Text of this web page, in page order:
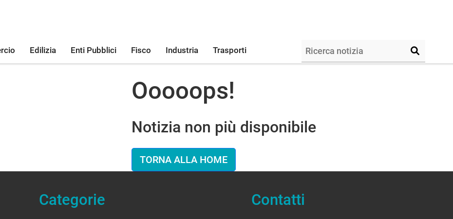
Edilizia Enti Pubblici Fisco Industria Trasporti
Ooooops!
Notizia non più disponibile
TORNA ALLA HOME
Categorie Contatti